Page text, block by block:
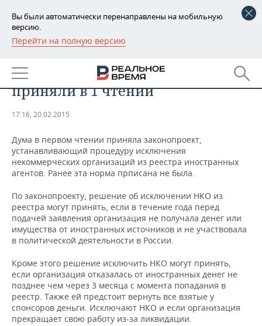
Вы были автоматически перенаправлены на мобильную
версию.
Перейти на полную версию
РЕГИОНЫ
БАШКОРТОСТАН
ТАТАРСТАН
НОВОСТИ
АНАЛИТИКА
ДЕКЛАРАЦИИ О ДОХОДАХ
КОРОЛИ ГОСЗАКАЗА ПФО
ВУЗЫ ТАТАРСТАНА
КОМУ ПРИНАДЛЕЖАТ
ТОРГОВЫЕ ЦЕНТРЫ
НОВОСТИ ЭКОНОМИКИ
ФИНАНСЫ
БАНКИ
БЮДЖЕТ
ПРОМЫШЛЕННОСТЬ
НОВОСТИ
АГРОПРОМ
МАШИНОСТРОЕНИЕ
НЕФТЕХИМИЯ
НЕФТЬ
ОПК
НЕДВИЖИМОСТЬ
НОВОСТИ НЕДВИЖИМОСТИ
АВТО
НОВОСТИ АВТО
БИЗНЕС
РОЗНИЧНАЯ ТОРГОВЛЯ
ТРАНСПОРТ
ТЕХНОЛОГИИ
НОВОСТИ ТЕХНОЛОГИЙ
IT
МЕРОПРИЯТИЯ
НОВОСТИ МЕРОПРИЯТИЙ
СПОРТ
из реестра иностранных агентов
приняли в 1 чтении
17:16, 20.02.2015
Дума в первом чтении приняла законопроект,
устанавливающий процедуру исключения
некоммерческих организаций из реестра иностранных
агентов. Ранее эта норма прписана не была.
По законопроекту, решение об исключении НКО из
реестра могут принять, если в течение года перед
подачей заявления организация не получала денег или
имущества от иностранных источников и не участвовала
в политической деятельности в России.
Кроме этого решение исключить НКО могут принять,
если организация отказалась от иностранных денег не
позднее чем через 3 месяца с момента попадания в
реестр. Также ей предстоит вернуть все взятые у
спонсоров деньги. Исключают НКО и если организация
прекращает свою работу из-за ликвидации.